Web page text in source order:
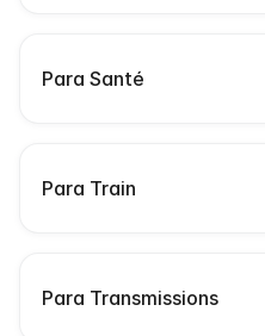
Para Santé
Para Train
Para Transmissions